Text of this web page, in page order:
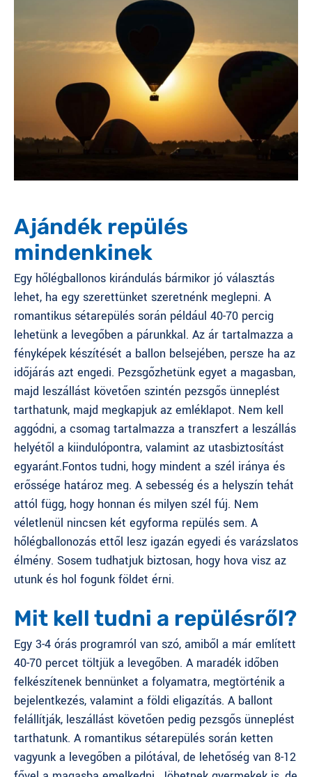
Ajándék repülés
mindenkinek
Egy hőlégballonos kirándulás bármikor jó választás
lehet, ha egy szerettünket szeretnénk meglepni. A
romantikus sétarepülés során például 40-70 percig
lehetünk a levegőben a párunkkal. Az ár tartalmazza a
fényképek készítését a ballon belsejében, persze ha az
időjárás azt engedi. Pezsgőzhetünk egyet a magasban,
majd leszállást követően szintén pezsgős ünneplést
tarthatunk, majd megkapjuk az emléklapot. Nem kell
aggódni, a csomag tartalmazza a transzfert a leszállás
helyétől a kiindulópontra, valamint az utasbiztosítást
egyaránt.Fontos tudni, hogy mindent a szél iránya és
erőssége határoz meg. A sebesség és a helyszín tehát
attól függ, hogy honnan és milyen szél fúj. Nem
véletlenül nincsen két egyforma repülés sem. A
hőlégballonozás ettől lesz igazán egyedi és varázslatos
élmény. Sosem tudhatjuk biztosan, hogy hova visz az
utunk és hol fogunk földet érni.
Mit kell tudni a repülésről?
Egy 3-4 órás programról van szó, amiből a már említett
40-70 percet töltjük a levegőben. A maradék időben
felkészítenek bennünket a folyamatra, megtörténik a
bejelentkezés, valamint a földi eligazítás. A ballont
felállítják, leszállást követően pedig pezsgős ünneplést
tarthatunk. A romantikus sétarepülés során ketten
vagyunk a levegőben a pilótával, de lehetőség van 8-12